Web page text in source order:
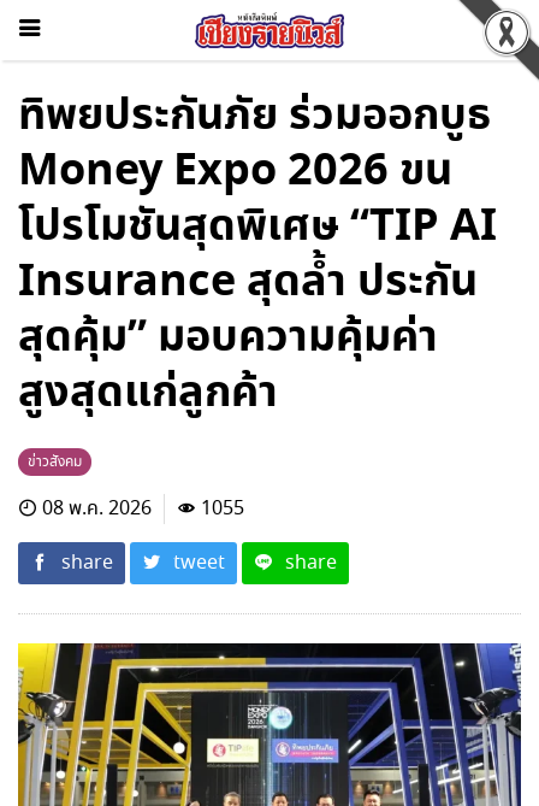
ทิพยประกันภัย ร่วมออกบูธ
Money Expo 2026 ขน
โปรโมชันสุดพิเศษ “TIP AI
Insurance สุดล้ำ ประกัน
สุดคุ้ม” มอบความคุ้มค่า
สูงสุดแก่ลูกค้า
ข่าวสังคม
08 พ.ค. 2026
1055
share
tweet share